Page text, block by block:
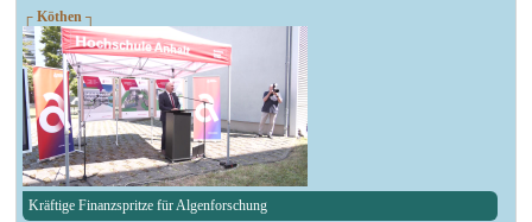
┌ Köthen ┐
Kräftige Finanzspritze für Algenforschung